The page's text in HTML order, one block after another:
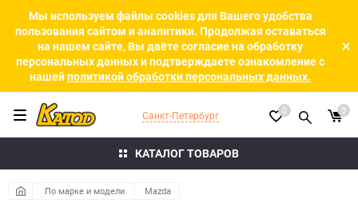
Мы используем файлы cookies для Вашего удобства
пользования сайтом и аналитики. Продолжая оставаться
на нашем сайте, Вы даёте согласие на обработку
персональных данных и подтверждаете ознакомление с
нашейполитикой обработки персональных данных.
КАТАЛОГ ТОВАРОВ
Санкт-Петербург 0 0
По марке и модели Mazda